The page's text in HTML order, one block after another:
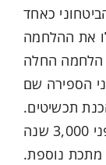
את ההלחמה
הלחמה החלה
5,000 שנים לפני הספירה שם
תכשיטים.
במצרים העתיקה נמצאו אזכורים לפני 3,000 שנה
מתכת נוספת.